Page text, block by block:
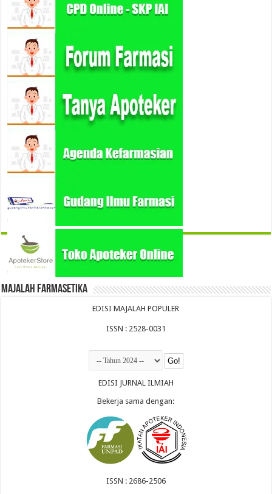
Majalah Farmasetika
EDISI MAJALAH POPULER
ISSN : 2528-0031
EDISI JURNAL ILMIAH
Bekerja sama dengan:
ISSN : 2686-2506